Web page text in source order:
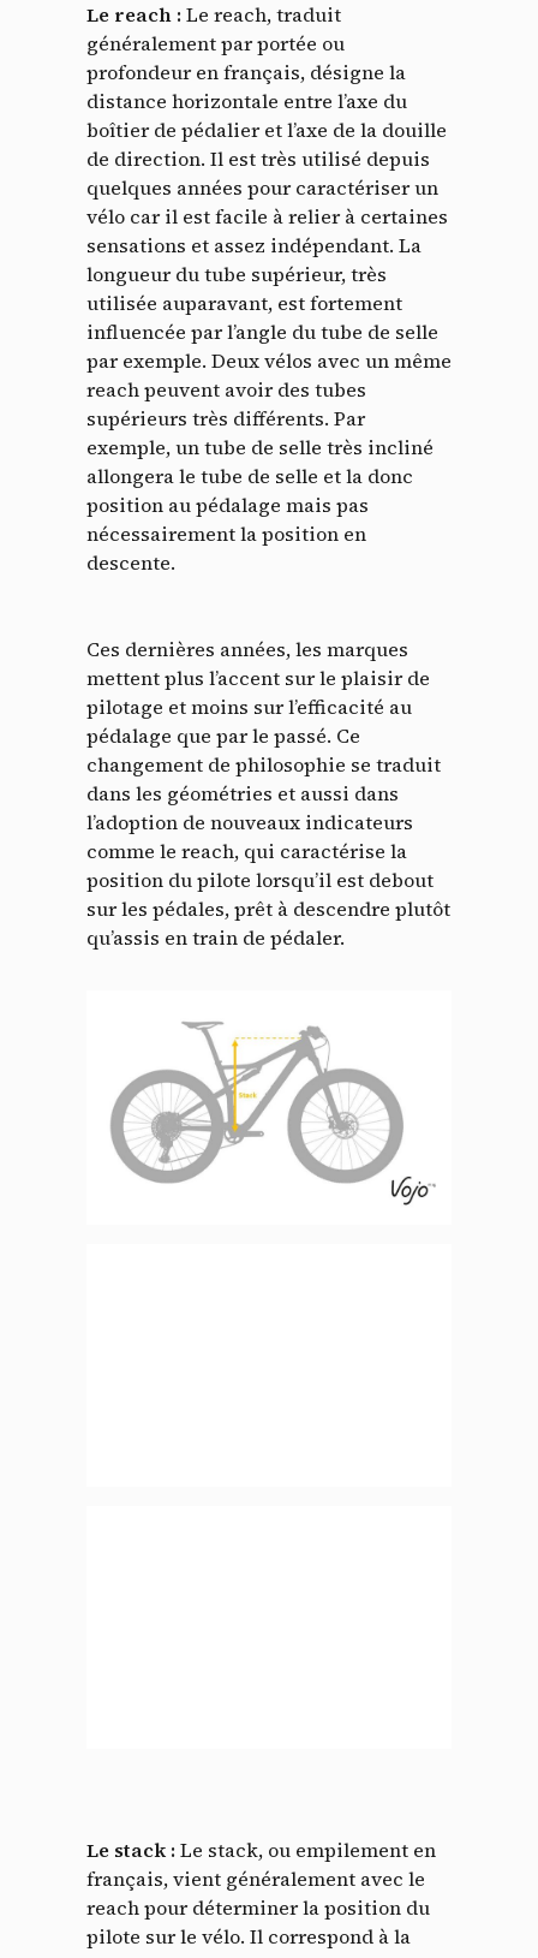
Le reach :Le reach, traduit
généralement par portée ou
profondeur en français, désigne la
distance horizontale entre l’axe du
boîtier de pédalier et l’axe de la douille
de direction. Il est très utilisé depuis
quelques années pour caractériser un
vélo car il est facile à relier à certaines
sensations et assez indépendant. La
longueur du tube supérieur, très
utilisée auparavant, est fortement
influencée par l’angle du tube de selle
par exemple. Deux vélos avec un même
reach peuvent avoir des tubes
supérieurs très différents. Par
exemple, un tube de selle très incliné
allongera le tube de selle et la donc
position au pédalage mais pas
nécessairement la position en
descente.
Ces dernières années, les marques
mettent plus l’accent sur le plaisir de
pilotage et moins sur l’efficacité au
pédalage que par le passé. Ce
changement de philosophie se traduit
dans les géométries et aussi dans
l’adoption de nouveaux indicateurs
comme le reach, qui caractérise la
position du pilote lorsqu’il est debout
sur les pédales, prêt à descendre plutôt
qu’assis en train de pédaler.
Le stack :Le stack, ou empilement en
français, vient généralement avec le
reach pour déterminer la position du
pilote sur le vélo. Il correspond à la